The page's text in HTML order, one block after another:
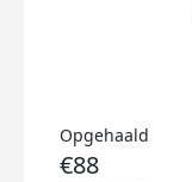
Opgehaald
€88